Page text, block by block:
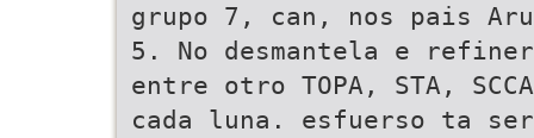
grupo 7, can, nos pais
5. No desmantela e
entre otro TOPA, STA,
cada luna. esfuerso ta